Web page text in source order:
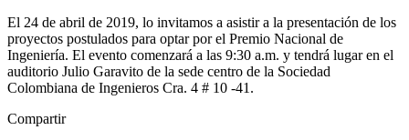
El 24 de abril de 2019, lo invitamos a asistir a la presentación de los
proyectos postulados para optar por el Premio Nacional de
Ingeniería. El evento comenzará a las 9:30 a.m. y tendrá lugar en el
auditorio Julio Garavito de la sede centro de la Sociedad
Colombiana de Ingenieros Cra. 4 # 10 -41.
Compartir